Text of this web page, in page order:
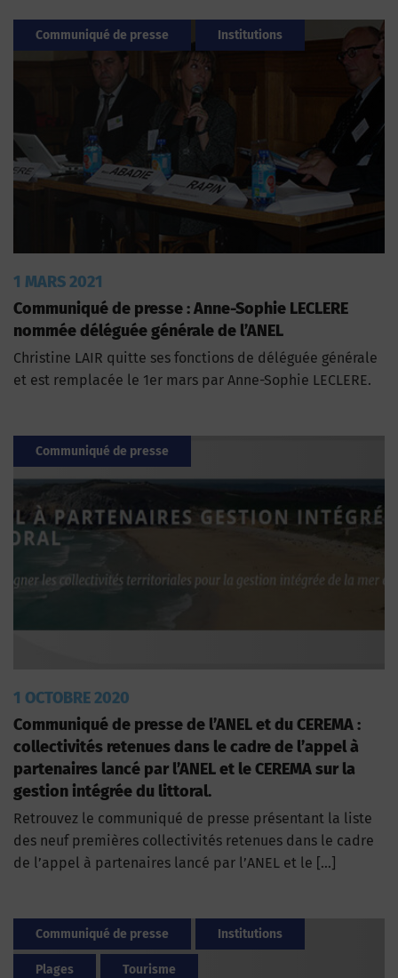
Communiqué de presse Institutions
1 MARS 2021
Communiqué de presse : Anne-Sophie LECLERE
nommée déléguée générale de l’ANEL
Christine LAIR quitte ses fonctions de déléguée générale
et est remplacée le 1er mars par Anne-Sophie LECLERE.
Communiqué de presse
1 OCTOBRE 2020
Communiqué de presse de l’ANEL et du CEREMA :
collectivités retenues dans le cadre de l’appel à
partenaires lancé par l’ANEL et le CEREMA sur la
gestion intégrée du littoral.
Retrouvez le communiqué de presse présentant la liste
des neuf premières collectivités retenues dans le cadre
de l’appel à partenaires lancé par l’ANEL et le […]
Communiqué de presse Institutions
Plages Tourisme